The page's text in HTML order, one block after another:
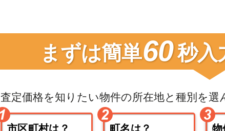
まずは簡単60秒入
査定価格を知りたい物件の所在地と種別を選